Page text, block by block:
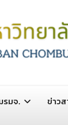
รมจ. ข่าว